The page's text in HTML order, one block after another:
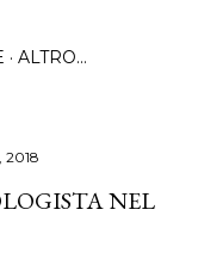
ALTRO…
2018
NEL